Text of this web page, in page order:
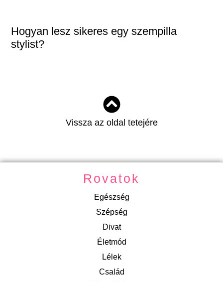
Hogyan lesz sikeres egy szempilla
stylist?
Vissza az oldal tetejére
Rovatok
Egészség
Szépség
Divat
Életmód
Lélek
Család